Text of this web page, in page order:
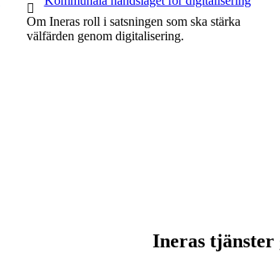
Om Ineras roll i satsningen som ska stärka
välfärden genom digitalisering.
Ineras tjänster